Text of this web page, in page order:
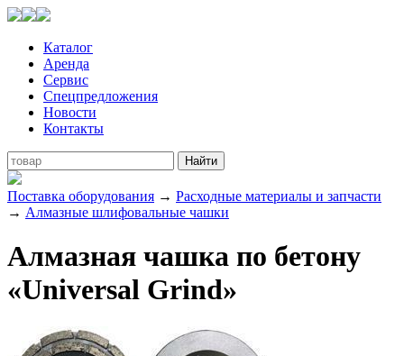
Каталог
Аренда
Сервис
Спецпредложения
Новости
Контакты
Поставка оборудования → Расходные материалы и запчасти
→ Алмазные шлифовальные чашки
Алмазная чашка по бетону
«Universal Grind»